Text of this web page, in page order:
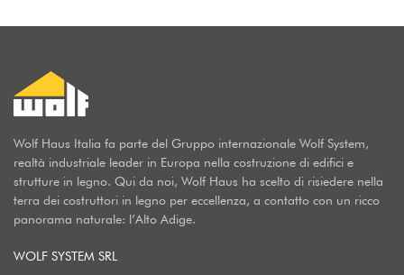
Wolf Haus Italia fa parte del Gruppo internazionale Wolf System,
realtà industriale leader in Europa nella costruzione di edifici e
strutture in legno. Qui da noi, Wolf Haus ha scelto di risiedere nella
terra dei costruttori in legno per eccellenza, a contatto con un ricco
panorama naturale: l’Alto Adige.
WOLF SYSTEM SRL